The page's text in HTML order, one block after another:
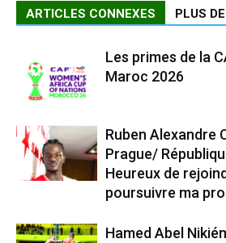
ARTICLES CONNEXES PLUS
Les primes de la
Maroc 2026
Ruben Alexandre
Prague/
Heureux de
poursuivre ma
Hamed Abel